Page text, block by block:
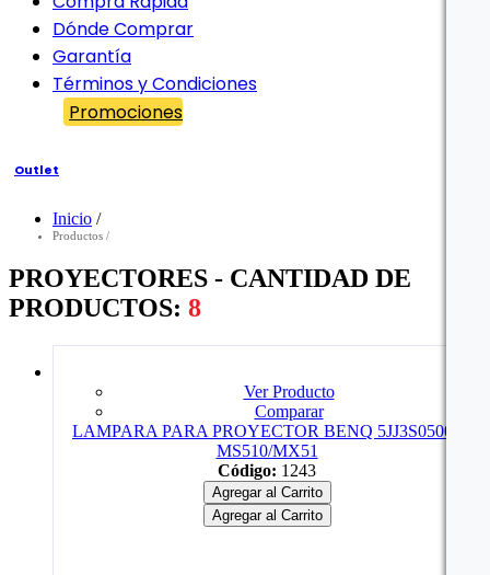
Dónde Comprar
Garantía
Términos y Condiciones
Promociones
Outlet
Inicio /
Productos /
PROYECTORES - CANTIDAD DE
PRODUCTOS: 8
Ver Producto
Comparar
LAMPARA PARA PROYECTOR BENQ 5JJ3S05001
MS510/MX51
Código: 1243
Agregar al Carrito
Agregar al Carrito